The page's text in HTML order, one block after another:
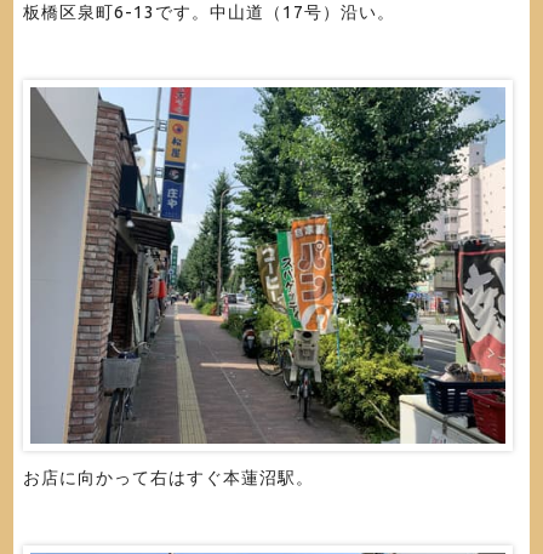
板橋区泉町6-13です。中山道（17号）沿い。
お店に向かって右はすぐ本蓮沼駅。